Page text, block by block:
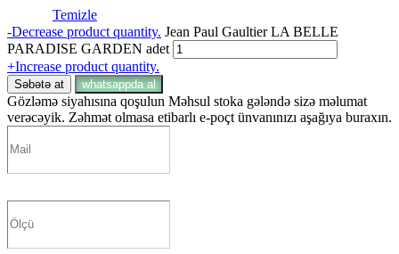
Temizle
-Decrease product quantity. Jean Paul Gaultier LA BELLE
PARADISE GARDEN adet
+Increase product quantity.
Səbətə at whatsappda al
Gözləmə siyahısına qoşulun Məhsul stoka gələndə sizə məlumat
verəcəyik. Zəhmət olmasa etibarlı e-poçt ünvanınızı aşağıya buraxın.